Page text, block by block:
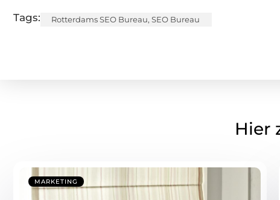
Tags: Rotterdams SEO Bureau, SEO Bureau
Hier
MARKETING